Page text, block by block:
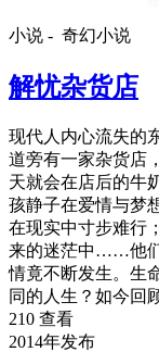
小说 - 奇幻小说
解忧杂货店
现代人内心流失的
道旁有一家杂货店
天就会在店后的牛
孩静子在爱情与梦
在现实中寸步难行
来的迷茫中……他
情竟不断发生。生
同的人生？如今回
210 查看
2014年发布